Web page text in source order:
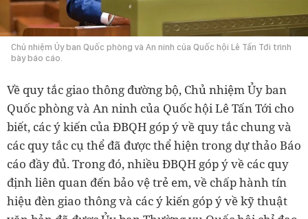
Chủ nhiệm Ủy ban Quốc phòng và An ninh của Quốc hội Lê Tấn Tới trình
bày báo cáo.
Về quy tắc giao thông đường bộ, Chủ nhiệm Ủy ban
Quốc phòng và An ninh của Quốc hội Lê Tấn Tới cho
biết, các ý kiến của ĐBQH góp ý về quy tắc chung và
các quy tắc cụ thể đã được thể hiện trong dự thảo Báo
cáo đầy đủ. Trong đó, nhiều ĐBQH góp ý về các quy
định liên quan đến bảo vệ trẻ em, về chấp hành tín
hiệu đèn giao thông và các ý kiến góp ý về kỹ thuật